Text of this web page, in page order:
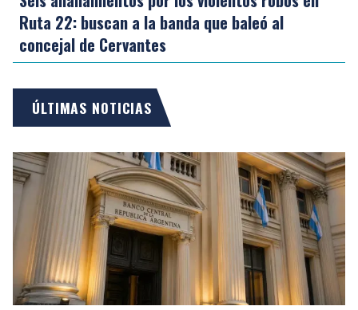
Ruta 22: buscan a la banda que baleó al
concejal de Cervantes
ÚLTIMAS NOTICIAS